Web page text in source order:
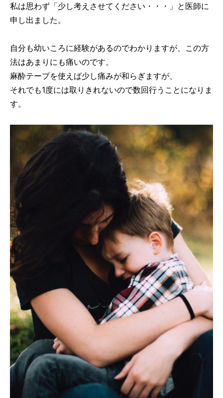
私は思わず「少し考えさせてください・・・」と医師に
申し出ました。
自分も幼いころに経験があるのでわかりますが、この方
法はあまりにも痛いのです。
麻酔テープを使えば少し痛みが和らぎますが、
それでも1度には取りきれないので数回行うことになりま
す。